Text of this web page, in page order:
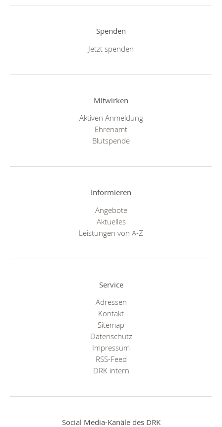
Spenden
Jetzt spenden
Mitwirken
Aktiven Anmeldung
Ehrenamt
Blutspende
Informieren
Angebote
Aktuelles
Leistungen von A-Z
Service
Adressen
Kontakt
Sitemap
Datenschutz
Impressum
RSS-Feed
DRK intern
Social Media-Kanäle des DRK